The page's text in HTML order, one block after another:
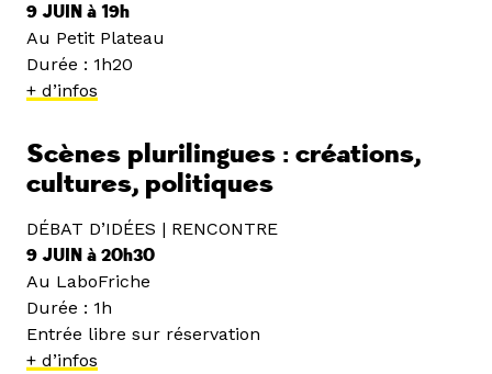
9 JUIN à 19h
Au Petit Plateau
Durée : 1h20
+ d’infos
Scènes plurilingues : créations,
cultures, politiques
DÉBAT D’IDÉES | RENCONTRE
9 JUIN à 20h30
Au LaboFriche
Durée : 1h
Entrée libre sur réservation
+ d’infos